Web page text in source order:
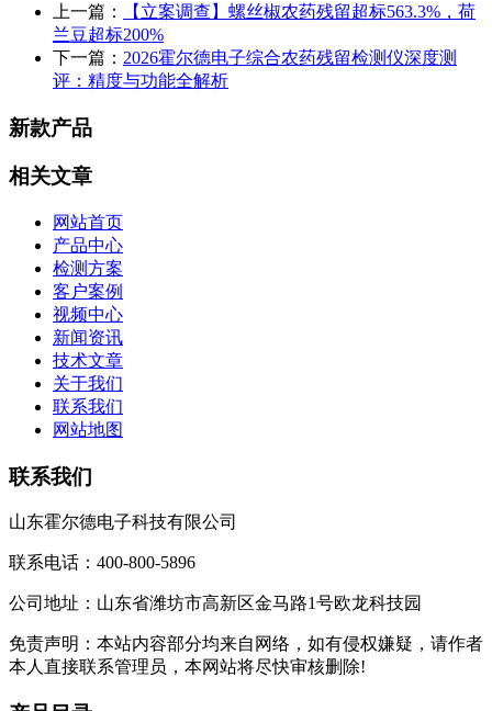
上一篇：
【立案调查】螺丝椒农药残留超标563.3%，荷
兰豆超标200%
下一篇： 2026霍尔德电子综合农药残留检测仪深度测
评：精度与功能全解析
新款产品
相关文章
网站首页
产品中心
检测方案
客户案例
视频中心
新闻资讯
技术文章
关于我们
联系我们
网站地图
联系我们
山东霍尔德电子科技有限公司
联系电话：400-800-5896
公司地址：山东省潍坊市高新区金马路1号欧龙科技园
免责声明：本站内容部分均来自网络，如有侵权嫌疑，请作者
本人直接联系管理员，本网站将尽快审核删除!